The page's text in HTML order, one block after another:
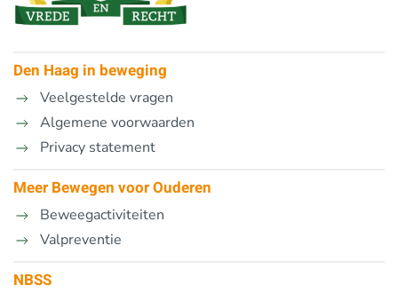
Den Haag in beweging
Veelgestelde vragen
Algemene voorwaarden
Privacy statement
Meer Bewegen voor Ouderen
Beweegactiviteiten
Valpreventie
NBSS